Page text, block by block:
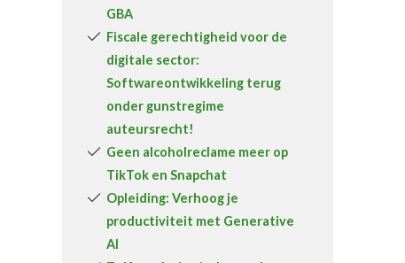
GBA
Fiscale gerechtigheid voor de
digitale sector:
Softwareontwikkeling terug
onder gunstregime
auteursrecht!
Geen alcoholreclame meer op
TikTok en Snapchat
Opleiding: Verhoog je
productiviteit met Generative
AI